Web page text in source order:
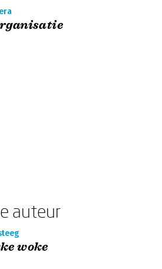
auteur
woke